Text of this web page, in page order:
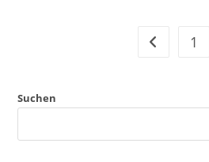
Zur 1
Suchen